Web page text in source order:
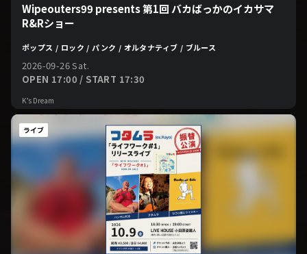
Wipeouters99 presents 第1回 バカばっかのイカサマ
R&Rショー
ポップス / ロック / パンク / オルタナティブ / ブルース
2026-09-26 Sat.
OPEN 17:00 / START 17:30
K’s Dream
ライブ